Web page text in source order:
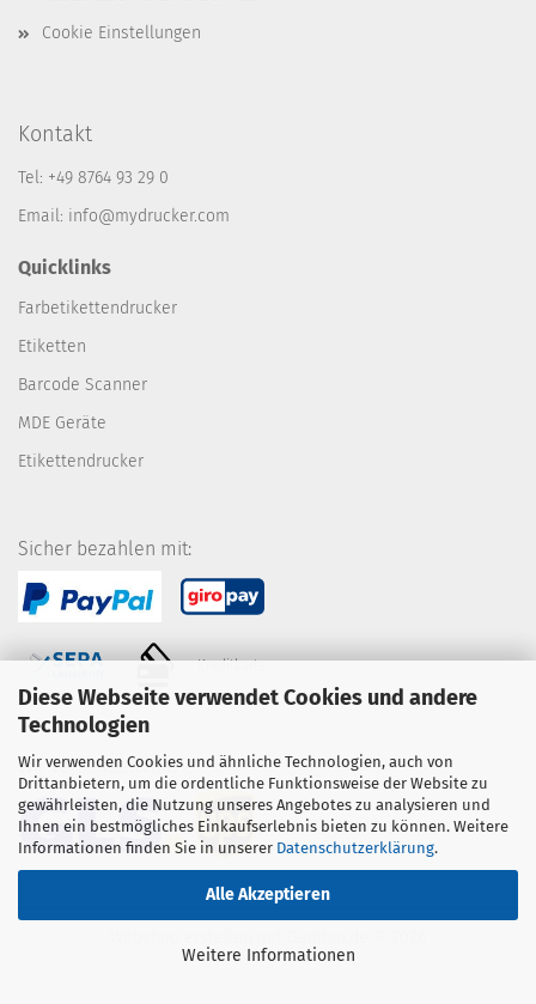
Diese Webseite verwendet Cookies und andere
Technologien
Wir verwenden Cookies und ähnliche Technologien, auch von
Drittanbietern, um die ordentliche Funktionsweise der Website zu
gewährleisten, die Nutzung unseres Angebotes zu analysieren und
Ihnen ein bestmögliches Einkaufserlebnis bieten zu können. Weitere
Informationen finden Sie in unserer Datenschutzerklärung.
Alle Akzeptieren
Weitere Informationen
Cookie Einstellungen
Kontakt
Tel: +49 8764 93 29 0
Email: info@mydrucker.com
Quicklinks
Farbetikettendrucker
Etiketten
Barcode Scanner
MDE Geräte
Etikettendrucker
Sicher bezahlen mit:
Kreditkarte
Wir versenden mit: